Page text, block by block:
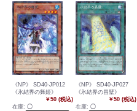
《NP》 SD40-JP012
《氷結界の舞姫》
￥50 (税込)
在庫: ◯
《NP》 SD40-JP027
《氷結界の昌壁》
￥50 (税込)
在庫: ◯